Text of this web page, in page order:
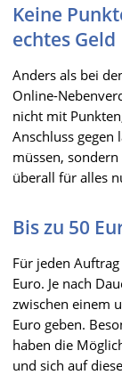
Keine
echtes Geld
Anders als bei
Online-
nicht mit
Anschluss gegen
müssen, sondern
überall für alles
Bis zu 50
Für jeden
Euro. Je nach
zwischen einem
Euro geben.
haben die
und sich auf